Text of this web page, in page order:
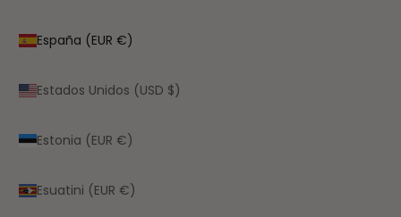
España (EUR €)
Estados Unidos (USD $)
Estonia (EUR €)
Esuatini (EUR €)